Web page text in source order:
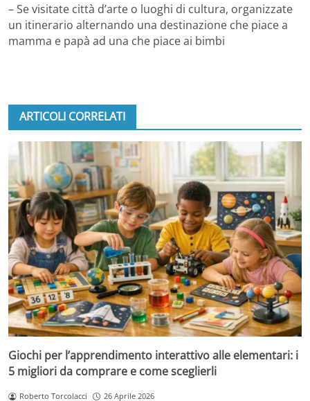
– Se visitate città d’arte o luoghi di cultura, organizzate
un itinerario alternando una destinazione che piace a
mamma e papà ad una che piace ai bimbi
ARTICOLI CORRELATI
Giochi per l’apprendimento interattivo alle elementari: i
5 migliori da comprare e come sceglierli
Roberto Torcolacci 26 Aprile 2026